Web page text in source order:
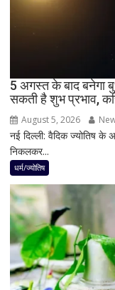
5 अगस्त के बाद बनेगा
सकती है शुभ प्रभाव,
August 5, 2026
नई दिल्ली: वैदिक ज्योतिष के
निकलकर...
धर्म/ज्योतिष